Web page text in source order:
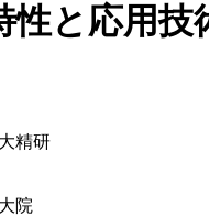
性と応用技
精研
院